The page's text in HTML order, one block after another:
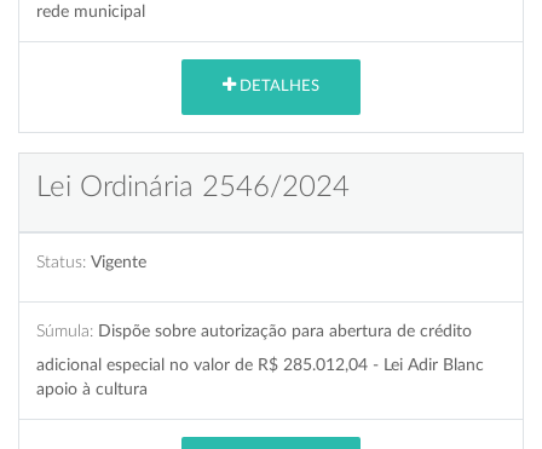
rede municipal
DETALHES
Lei Ordinária 2546/2024
Status: Vigente
Súmula: Dispõe sobre autorização para abertura de crédito
adicional especial no valor de R$ 285.012,04 - Lei Adir Blanc
apoio à cultura